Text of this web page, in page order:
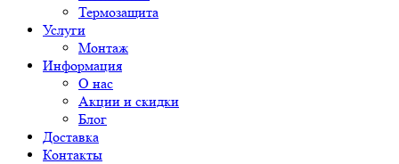
Термозащита
Услуги
Монтаж
Информация
О нас
Акции и скидки
Блог
Доставка
Контакты